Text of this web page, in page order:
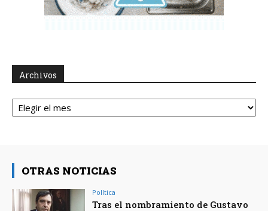
Archivos
Archivos
OTRAS NOTICIAS
Política
Tras el nombramiento de Gustavo